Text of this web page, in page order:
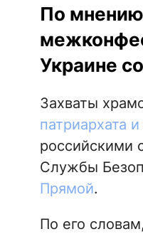
По мнению
Украине
Захваты
патриархата
российскими
Службы
Прямой.
По его